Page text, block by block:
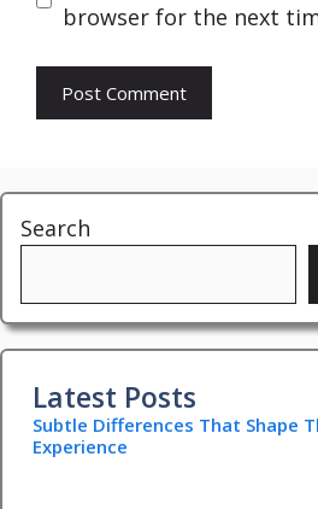
browser for the next
Search
Latest Posts
Subtle Differences That Shape
Experience